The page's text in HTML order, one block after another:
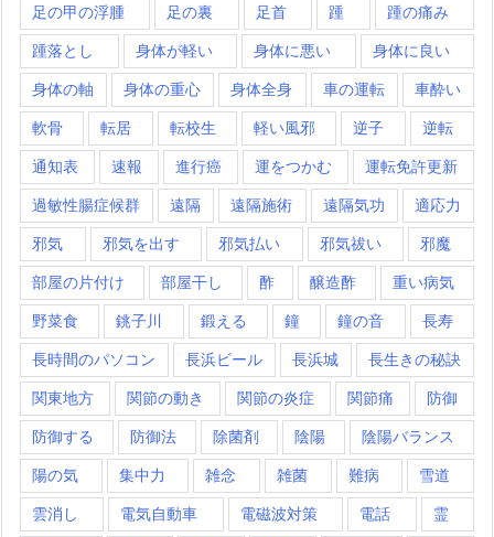
足の甲の浮腫 足の裏 足首 踵 踵の痛み
踵落とし 身体が軽い 身体に悪い 身体に良い
身体の軸 身体の重心 身体全身 車の運転 車酔い
軟骨 転居 転校生 軽い風邪 逆子 逆転
通知表 速報 進行癌 運をつかむ 運転免許更新
過敏性腸症候群 遠隔 遠隔施術 遠隔気功 適応力
邪気 邪気を出す 邪気払い 邪気祓い 邪魔
部屋の片付け 部屋干し 酢 醸造酢 重い病気
野菜食 銚子川 鍛える 鐘 鐘の音 長寿
長時間のパソコン 長浜ビール 長浜城 長生きの秘訣
関東地方 関節の動き 関節の炎症 関節痛 防御
防御する 防御法 除菌剤 陰陽 陰陽バランス
陽の気 集中力 雑念 雑菌 難病 雪道
雲消し 電気自動車 電磁波対策 電話 霊